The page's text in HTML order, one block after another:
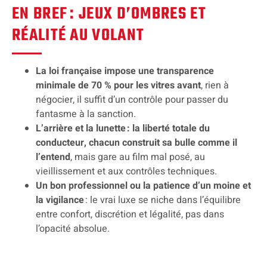
EN BREF : JEUX D’OMBRES ET
RÉALITÉ AU VOLANT
La loi française impose une transparence
minimale de 70 % pour les vitres avant, rien à
négocier, il suffit d’un contrôle pour passer du
fantasme à la sanction.
L’arrière et la lunette : la liberté totale du
conducteur, chacun construit sa bulle comme il
l’entend, mais gare au film mal posé, au
vieillissement et aux contrôles techniques.
Un bon professionnel ou la patience d’un moine et
la vigilance: le vrai luxe se niche dans l’équilibre
entre confort, discrétion et légalité, pas dans
l’opacité absolue.